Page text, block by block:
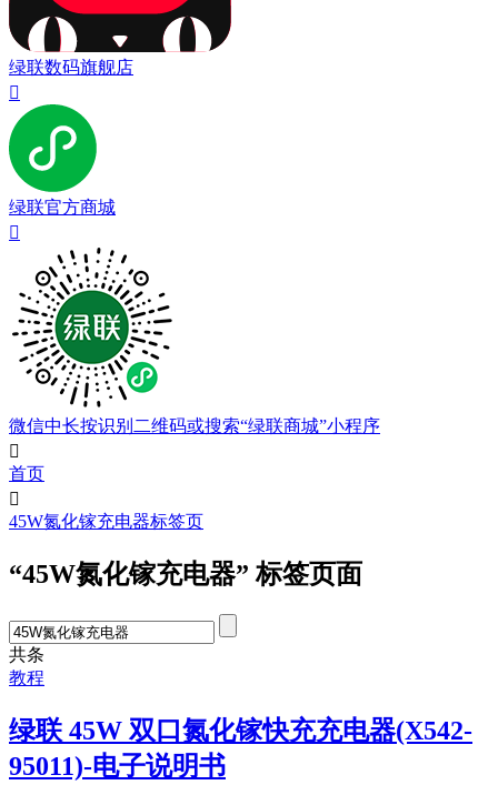
绿联数码旗舰店

绿联官方商城

微信中长按识别二维码或搜索“绿联商城”小程序

首页

45W氮化镓充电器标签页
“45W氮化镓充电器” 标签页面
共条
教程
绿联 45W 双口氮化镓快充充电器(X542-
95011)-电子说明书